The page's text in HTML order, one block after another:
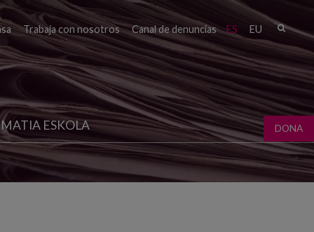
ES EU
Trabaja con nosotros Canal de denuncias
MATIA ESKOLA DONA